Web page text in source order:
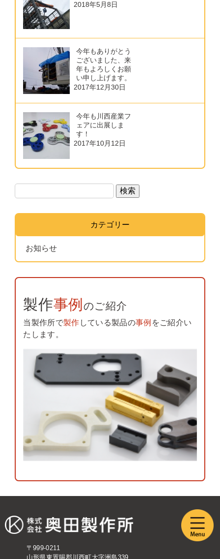
2018年5月8日
今年もありがとう
ございました、来
年もよろしくお願
い申し上げます。
2017年12月30日
今年も川西産業フ
ェアに出展しま
す！
2017年10月12日
検索
カテゴリー
お知らせ
製作事例 のご紹介
当製作所で製作 している製品の事例 をご紹介い
たします。
〒999-0211
山形県東置賜郡川西町大字洲島339